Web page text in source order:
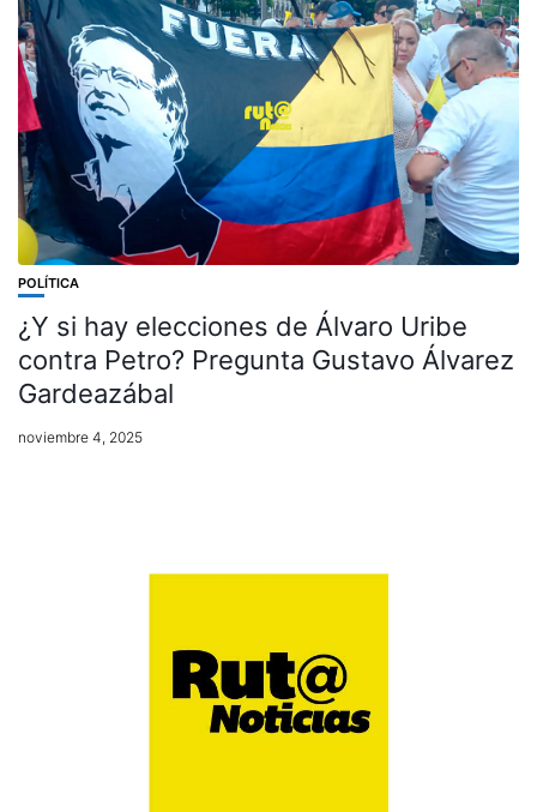
POLÍTICA
¿Y si hay elecciones de Álvaro Uribe
contra Petro? Pregunta Gustavo Álvarez
Gardeazábal
noviembre 4, 2025